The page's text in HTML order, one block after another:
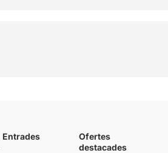
Entrades
Ofertes
destacades